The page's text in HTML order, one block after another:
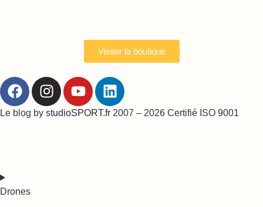
Visiter la boutique
Le blog by studioSPORT.fr 2007 – 2026 Certifié ISO 9001
Drones